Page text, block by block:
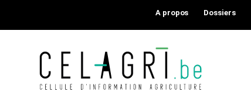
A propos Dossiers